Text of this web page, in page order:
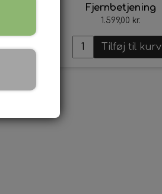
Fjernbetjening
1.599,00 kr.
Tilføj til kurv